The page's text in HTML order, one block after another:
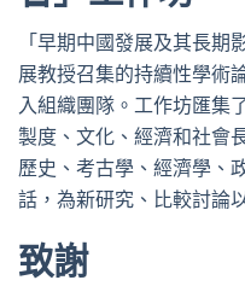
「早期中國發展及其長
展教授召集的持續性學術
入組織團隊。工作坊匯集
製度、文化、經濟和社會
歷史、考古學、經濟學、
話，為新研究、比較討論
致謝